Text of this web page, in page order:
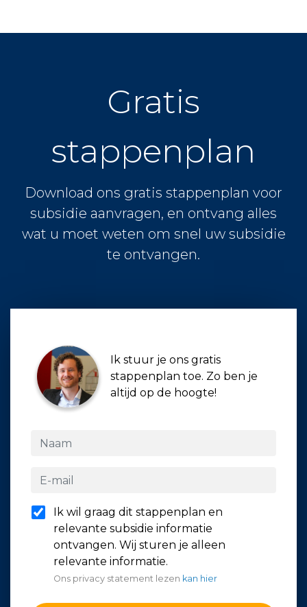
Gratis
stappenplan
Download ons gratis stappenplan voor
subsidie aanvragen, en ontvang alles
wat u moet weten om snel uw subsidie
te ontvangen.
Ik stuur je ons gratis
stappenplan toe. Zo ben je
altijd op de hoogte!
Ik wil graag dit stappenplan en
relevante subsidie informatie
ontvangen. Wij sturen je alleen
relevante informatie.
Ons privacy statement lezen kan hier